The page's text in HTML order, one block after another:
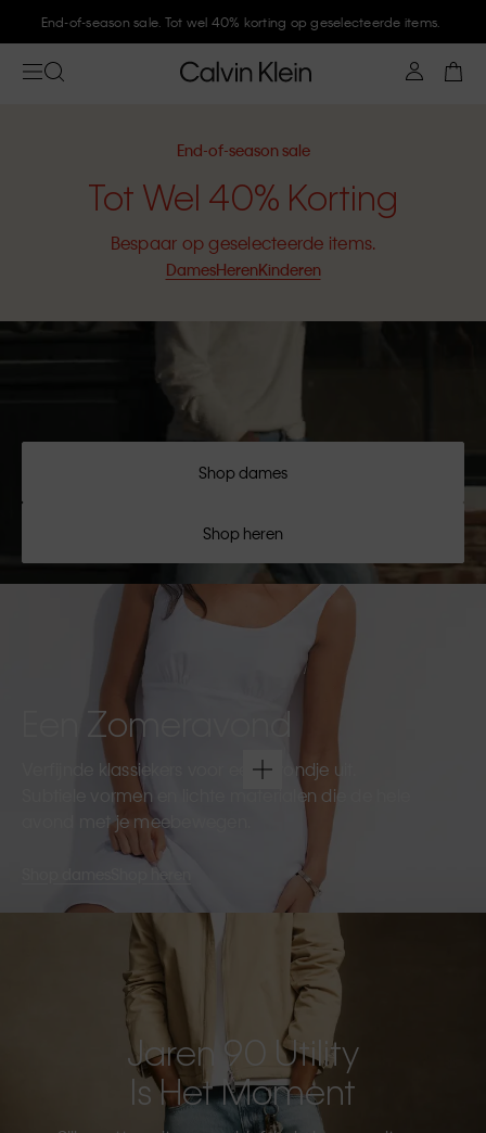
End-of-season sale. Tot wel 40% korting op geselecteerde items.
End-of-season sale
Tot Wel 40% Korting
Bespaar op geselecteerde items.
DamesHerenKinderen
Shop dames
Shop heren
Een Zomeravond
Verfijnde klassiekers voor een avondje uit.
Subtiele vormen en lichte materialen die de hele
avond met je meebewegen.
Shop heren
Jaren 90 Utility
Is Het Moment